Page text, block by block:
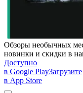
Обзоры необычных
новинки и скидки в
Доступно
в Google PlayЗагрузите
в App Store